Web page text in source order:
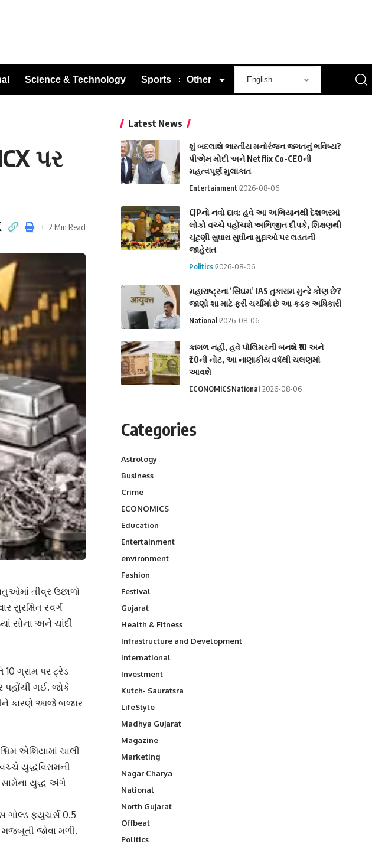
Science & Technology Sports Other
પર
2 Min Read
તીવ્ર ઉછાળો
સુરક્ષિત સ્વર્ગ
સોના અને ચાંદી
10 ગ્રામ પર ટ્રેડ
પહોંચી ગઈ. જોકે
કારણે આજે બજાર
એશિયામાં ચાલી
યુદ્ધવિરામની
સામેના યુદ્ધ અંગે
ગોલ્ડ ફ્યુચર્સ 0.5
જોવા મળી.
Latest News
શું બદલાશે ભારતીય મનોરંજન જગતનું ભવિષ્ય?
પીએમ મોદી અને Netflix Co-CEOની
મહત્વપૂર્ણ મુલાકાત
Entertainment 2026-08-06
CJPનો નવો દાવ: હવે આ અભિયાનથી દેશભરમાં
લોકો વચ્ચે પહોંચશે અભિજીત દીપકે, શિક્ષણથી
ચૂંટણી સુધારા સુધીના મુદ્દાઓ પર લડતની
જાહેરાત
Politics 2026-08-06
મહારાષ્ટ્રના ‘સિંઘમ’ IAS તુકારામ મુન્ઢે કોણ છે?
જાણો શા માટે ફરી ચર્ચામાં છે આ કડક અધિકારી
National 2026-08-06
કાગળ નહીં, હવે પોલિમરની બનશે ₹10 અને
₹20ની નોટ, આ નાણાકીય વર્ષથી ચલણમાં
આવશે
ECONOMICSNational 2026-08-06
Categories
Astrology
Business
Crime
ECONOMICS
Education
Entertainment
environment
Fashion
Festival
Gujarat
Health & Fitness
Infrastructure and Development
International
Investment
Kutch- Sauratsra
LifeStyle
Madhya Gujarat
Magazine
Marketing
Nagar Charya
National
North Gujarat
Offbeat
Politics